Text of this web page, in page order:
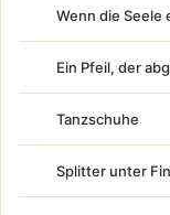
Wenn die Seele
Ein Pfeil, der
Tanzschuhe
Splitter unter